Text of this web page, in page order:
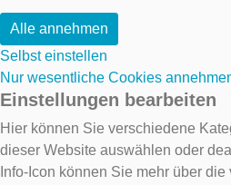
Alle annehmen
Selbst einstellen
Nur wesentliche Cookies
Einstellungen bearbeiten
Hier können Sie verschiedene
dieser Website auswählen oder
Info-Icon können Sie mehr über